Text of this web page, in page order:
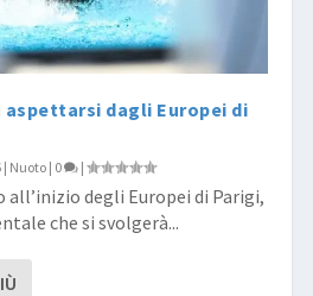
aspettarsi dagli Europei di
| Nuoto | 0 |
all’inizio degli Europei di Parigi,
che si svolgerà...